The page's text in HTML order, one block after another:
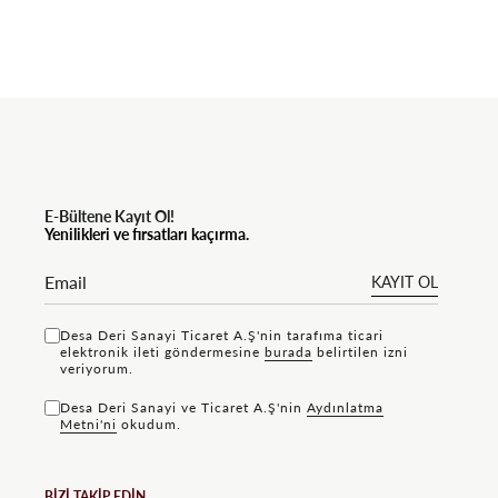
E-Bültene Kayıt Ol!
Yenilikleri ve fırsatları kaçırma.
KAYIT OL
Desa Deri Sanayi Ticaret A.Ş'nin tarafıma ticari
elektronik ileti göndermesine bu rada belirtilen izni
veriyorum.
Desa Deri Sanayi ve Ticaret A.Ş'nin Aydınlatma
Metni'ni okudum.